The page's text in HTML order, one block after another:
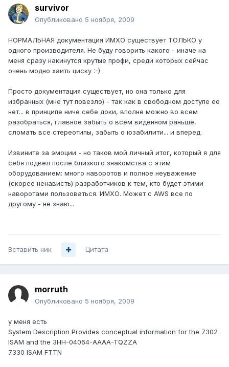
survivor
Опубликовано 5 ноября, 2009
НОРМАЛЬНАЯ документация ИМХО существует ТОЛЬКО у
одного производителя. Не буду говорить какого - иначе на
меня сразу накинутся крутые профи, среди которых сейчас
очень модно хаить циску :-)
Просто документация существует, но она только для
избранных (мне тут повезло) - так как в свободном доступе ее
нет... в принципе ниче себе доки, вполне можно во всем
разобраться, главное забыть о всем виденном раньше,
сломать все стереотипы, забыть о юзабилити... и вперед.
Извините за эмоции - но таков мой личный итог, который я для
себя подвел после близкого знакомства с этим
оборудованием: много наворотов и полное неуважение
(скорее ненависть) разработчиков к тем, кто будет этими
наворотами пользоваться. ИМХО. Может с AWS все по
другому - не знаю...
Вставить ник Цитата
morruth
Опубликовано 5 ноября, 2009
у меня есть
System Description Provides conceptual information for the 7302
ISAM and the 3HH-04064-AAAA-TQZZA
7330 ISAM FTTN